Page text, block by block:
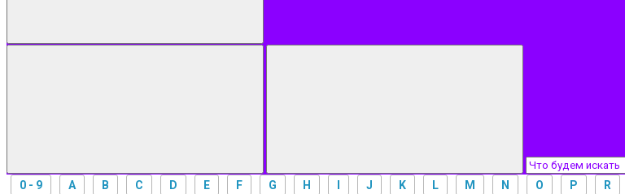
0 - 9 A B C D E F G H J K L M N O P R